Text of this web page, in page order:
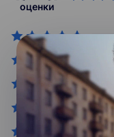
оценки